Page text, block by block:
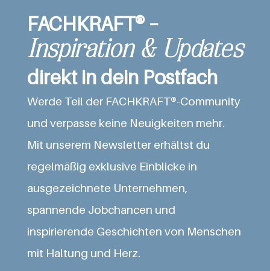
FACHKRAFT® –
Inspiration & Updates
direkt in dein Postfach
Werde Teil der FACHKRAFT®-Community
und verpasse keine Neuigkeiten mehr.
Mit unserem Newsletter erhältst du
regelmäßig exklusive Einblicke in
ausgezeichnete Unternehmen,
spannende Jobchancen und
inspirierende Geschichten von Menschen
mit Haltung und Herz.